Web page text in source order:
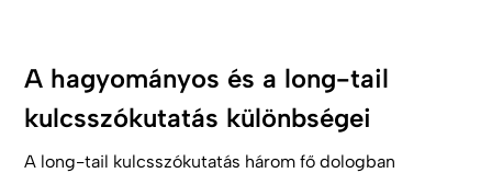
A hagyományos és a long-tail
kulcsszókutatás különbségei
A long-tail kulcsszókutatás három fő dologban